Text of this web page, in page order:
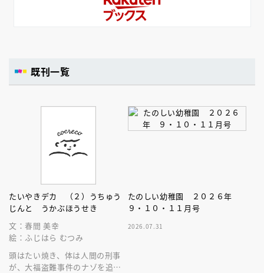
既刊一覧
たいやきデカ （２）うちゅう
じんと うかぶほうせき
文：春間 美幸
絵：ふじはら むつみ
頭はたい焼き、体は人間の刑事
が、大福盗難事件のナゾを追
たのしい幼稚園 ２０２６年
９・１０・１１月号
2026.07.31